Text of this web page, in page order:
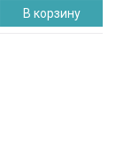
В корзину